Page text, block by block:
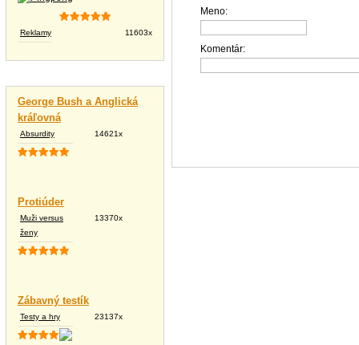
Reklamy 11603x
George Bush a Anglická
kráľovná
Absurdity 14621x
Protiúder
Muži versus
ženy
13370x
Zábavný testík
Testy a hry 23137x
Meno:
Komentár: